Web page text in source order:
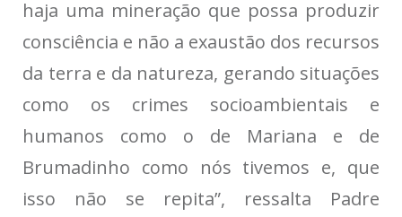
haja uma mineração que possa produzir
consciência e não a exaustão dos recursos
da terra e da natureza, gerando situações
como os crimes socioambientais e
humanos como o de Mariana e de
Brumadinho como nós tivemos e, que
isso não se repita”, ressalta Padre